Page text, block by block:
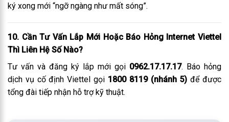
ký xong mới “ngỡ ngàng như mất sóng”.
10. Cần Tư Vấn Lắp Mới Hoặc Báo Hỏng Internet Viettel
Thì Liên Hệ Số Nào?
Tư vấn và đăng ký lắp mới gọi 0962.17.17.17. Báo hỏng
dịch vụ cố định Viettel gọi 1800 8119 (nhánh 5) để được
tổng đài tiếp nhận hỗ trợ kỹ thuật.